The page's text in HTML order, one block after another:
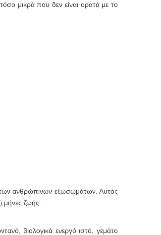
μικρά που δεν είναι ορατά με το
των ανθρώπινων εξωσωμάτων. Αυτός
μήνες ζωής.
βιολογικά ενεργό ιστό, γεμάτο